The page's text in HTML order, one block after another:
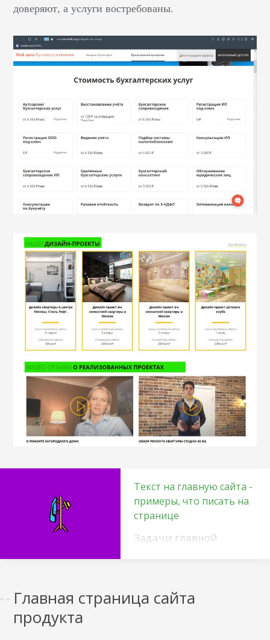
доверяют, а услуги востребованы.
Текст на главную сайта -
примеры, что писать на
странице
Задачи главной
только продавать.
Главная страница сайта
продукта